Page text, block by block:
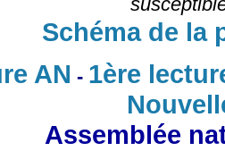
Schéma de la
AN - 1ère
Assemblée